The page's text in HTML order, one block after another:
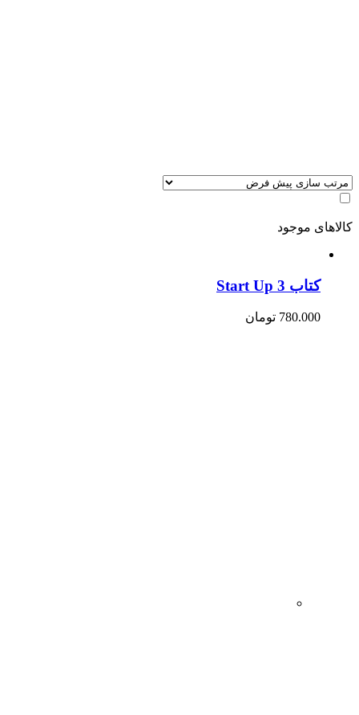
کالاهای موجود
کتاب Start Up 3
780.000 تومان